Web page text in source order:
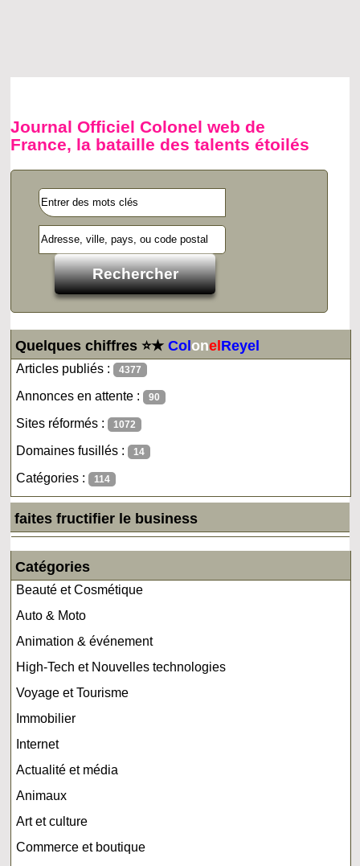
Journal Officiel Colonel web de
France, la bataille des talents étoilés
Quelques chiffres ⭐★ColonelReyel
Articles publiés : 4377
Annonces en attente : 90
Sites réformés : 1072
Domaines fusillés : 14
Catégories : 114
faites fructifier le business
Catégories
Beauté et Cosmétique
Auto & Moto
Animation & événement
High-Tech et Nouvelles technologies
Voyage et Tourisme
Immobilier
Internet
Actualité et média
Animaux
Art et culture
Commerce et boutique